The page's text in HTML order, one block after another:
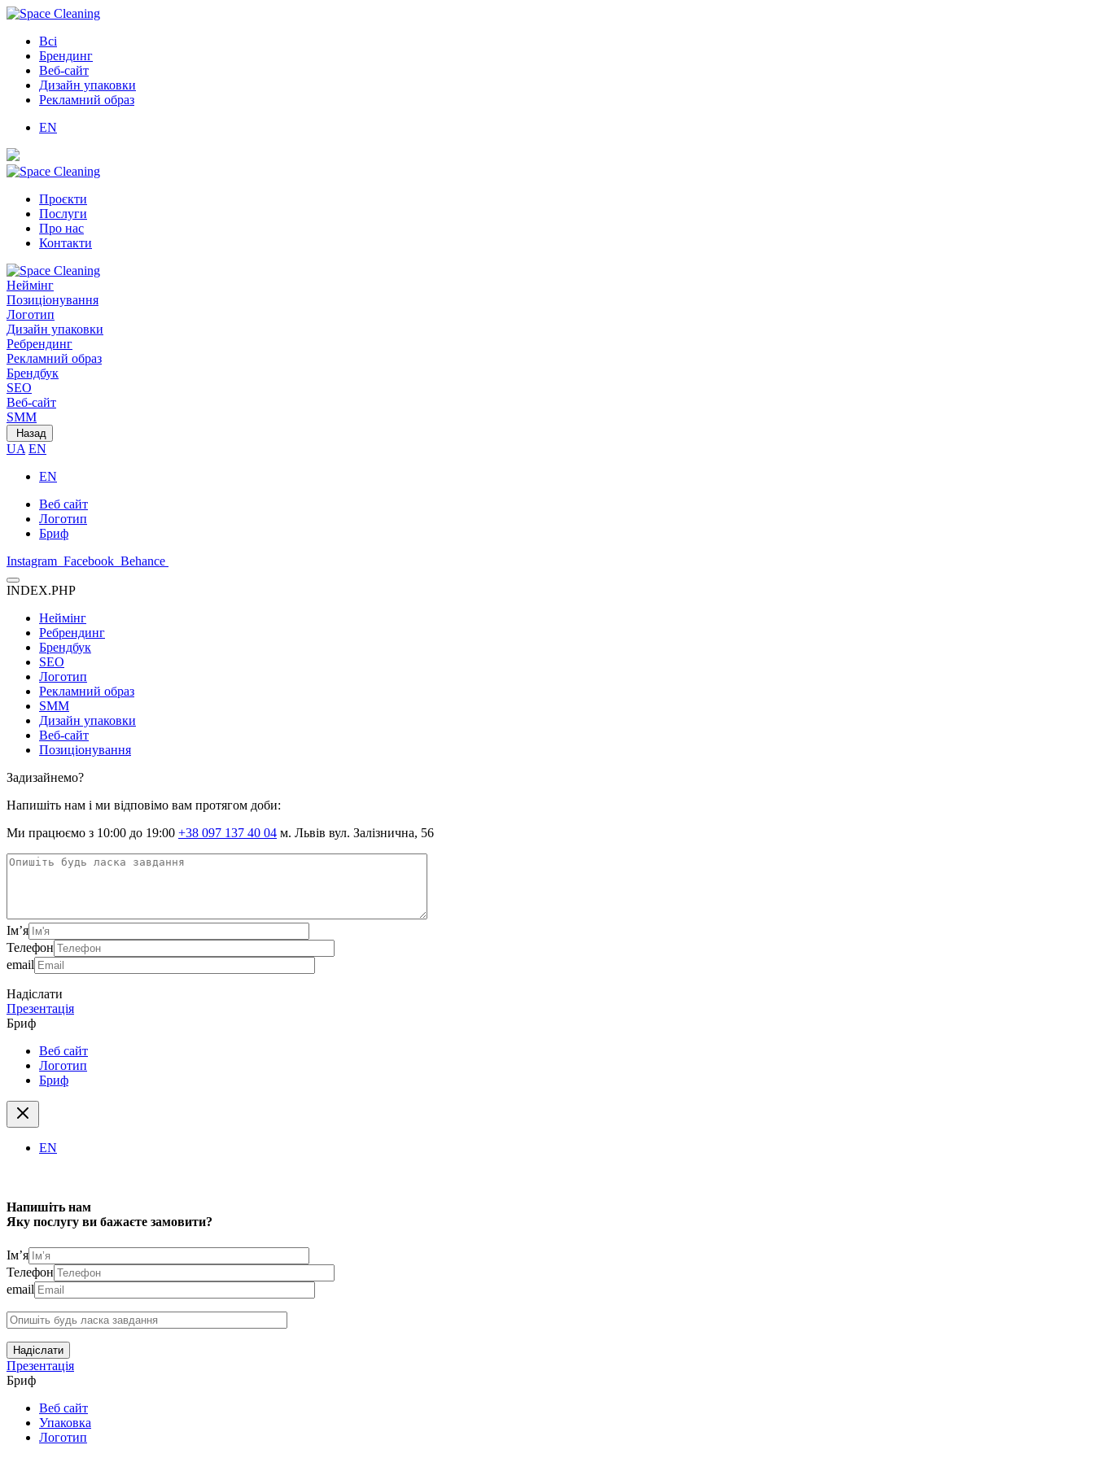
Всі
Брендинг
Веб-сайт
Дизайн упаковки
Рекламний образ
EN
Проєкти
Послуги
Про нас
Контакти
Неймінг
Позиціонування
Логотип
Дизайн упаковки
Ребрендинг
Рекламний образ
Брендбук
SEO
Веб-сайт
SMM
Назад
UA EN
EN
Веб сайт
Логотип
Бриф
Instagram Facebook Behance
INDEX.PHP
Неймінг
Ребрендинг
Брендбук
SEO
Логотип
Рекламний образ
SMM
Дизайн упаковки
Веб-сайт
Позиціонування
Задизайнемо?
Напишіть нам і ми відповімо вам протягом доби:
Ми працюємо з 10:00 до 19:00 +38 097 137 40 04 м. Львів вул. Залізнична, 56
Ім’я
Телефон
email
Надіслати
Презентація
Бриф
Веб сайт
Логотип
Бриф
EN
Напишіть нам
Яку послугу ви бажаєте замовити?
Ім’я
Телефон
email
Надіслати
Презентація
Бриф
Веб сайт
Упаковка
Логотип